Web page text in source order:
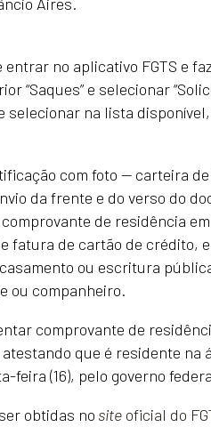
no aplicativo FGTS e
“Saques” e selecionar
selecionar na lista
com foto — carteira
da frente e do verso do
de residência
fatura de cartão de crédito,
ou escritura
ou companheiro.
comprovante de
que é residente na
feira (16), pelo governo
obtidas no site oficial do